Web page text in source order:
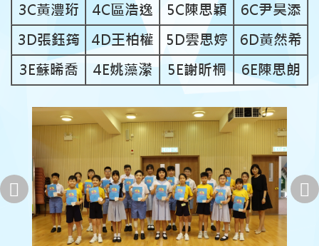
3C黃澧珩
4C區浩逸 5C陳思穎
6C尹昊添
3D張鈺筠
4D王柏權 5D雲思婷
6D黃然希
3E蘇晞喬
4E姚藻瀠 5E謝昕桐 6E陳思朗